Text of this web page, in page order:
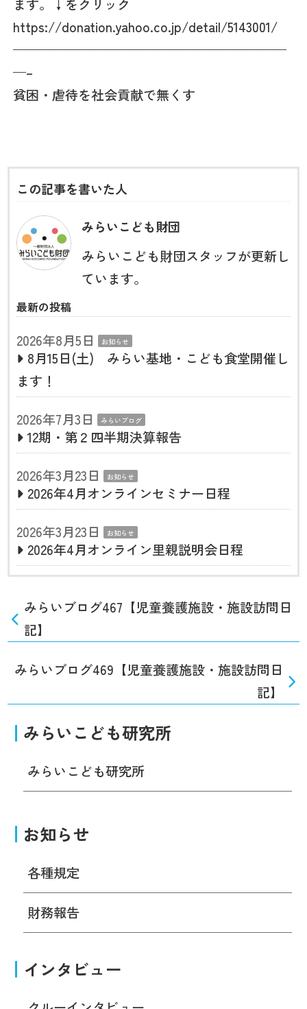
ます。↓をクリック
https://donation.yahoo.co.jp/detail/5143001/
—————————————————————
—–
貧困・虐待を社会貢献で無くす
この記事を書いた人
みらいこども財団
みらいこども財団スタッフが更新し
ています。
最新の投稿
2026年8月5日 お知らせ
8月15日(土) みらい基地・こども食堂開催し
ます！
2026年7月3日
みらいブログ
12期・第２四半期決算報告
2026年3月23日
お知らせ
2026年4月オンラインセミナー日程
2026年3月23日
お知らせ
2026年4月オンライン里親説明会日程
みらいブログ467【児童養護施設・施設訪問日
記】
みらいブログ469【児童養護施設・施設訪問日
記】
みらいこども研究所
みらいこども研究所
お知らせ
各種規定
財務報告
インタビュー